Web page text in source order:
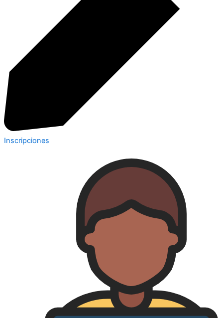
Inscripciones